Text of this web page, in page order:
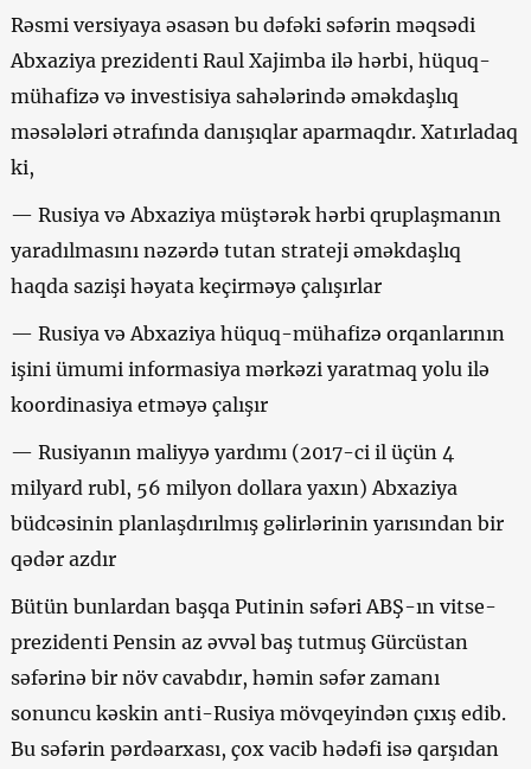
Rəsmi versiyaya əsasən bu dəfəki səfərin məqsədi
Abxaziya prezidenti Raul Xajimba ilə hərbi, hüquq-
mühafizə və investisiya sahələrində əməkdaşlıq
məsələləri ətrafında danışıqlar aparmaqdır. Xatırladaq
ki,
— Rusiya və Abxaziya müştərək hərbi qruplaşmanın
yaradılmasını nəzərdə tutan strateji əməkdaşlıq
haqda sazişi həyata keçirməyə çalışırlar
— Rusiya və Abxaziya hüquq-mühafizə orqanlarının
işini ümumi informasiya mərkəzi yaratmaq yolu ilə
koordinasiya etməyə çalışır
— Rusiyanın maliyyə yardımı (2017-ci il üçün 4
milyard rubl, 56 milyon dollara yaxın) Abxaziya
büdcəsinin planlaşdırılmış gəlirlərinin yarısından bir
qədər azdır
Bütün bunlardan başqa Putinin səfəri ABŞ-ın vitse-
prezidenti Pensin az əvvəl baş tutmuş Gürcüstan
səfərinə bir növ cavabdır, həmin səfər zamanı
sonuncu kəskin anti-Rusiya mövqeyindən çıxış edib.
Bu səfərin pərdəarxası, çox vacib hədəfi isə qarşıdan